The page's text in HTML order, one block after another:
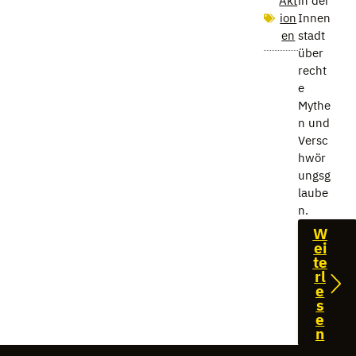
ion
en
Innen
stadt
über
recht
e
Mythe
n und
Versc
hwör
ungsg
laube
n.
W
ei
te
rl
e
s
e
n